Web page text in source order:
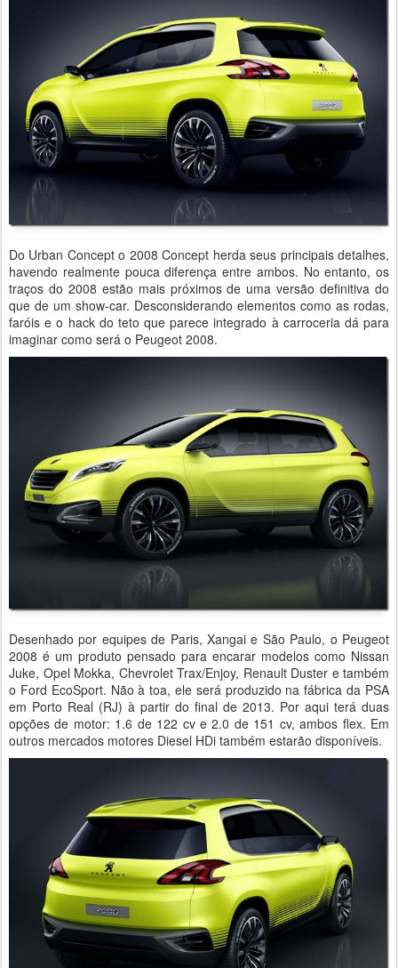
Do Urban Concept o 2008 Concept herda seus principais detalhes,
havendo realmente pouca diferença entre ambos. No entanto, os
traços do 2008 estão mais próximos de uma versão definitiva do
que de um show-car. Desconsiderando elementos como as rodas,
faróis e o hack do teto que parece integrado à carroceria dá para
imaginar como será o Peugeot 2008.
Desenhado por equipes de Paris, Xangai e São Paulo, o Peugeot
2008 é um produto pensado para encarar modelos como Nissan
Juke, Opel Mokka, Chevrolet Trax/Enjoy, Renault Duster e também
o Ford EcoSport. Não à toa, ele será produzido na fábrica da PSA
em Porto Real (RJ) à partir do final de 2013. Por aqui terá duas
opções de motor: 1.6 de 122 cv e 2.0 de 151 cv, ambos flex. Em
outros mercados motores Diesel HDi também estarão disponíveis.